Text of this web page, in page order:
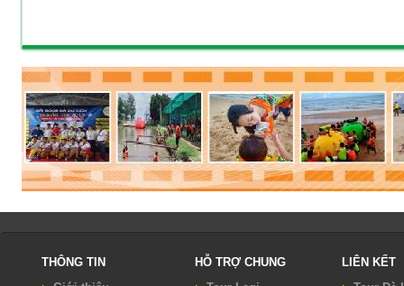
THÔNG TIN
HỖ TRỢ CHUNG
LIÊN KẾT